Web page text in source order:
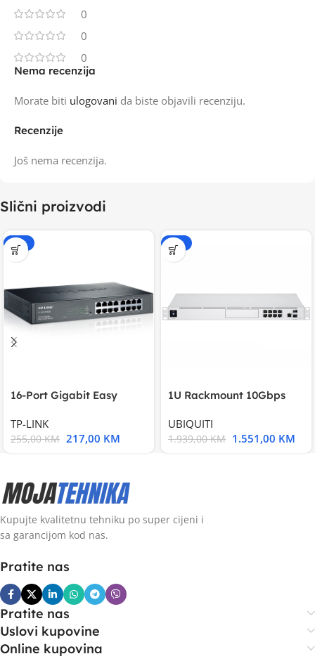
0
0
0
Recenzije
Još nema recenzija.
Nema recenzija
Morate biti ulogovani da biste objavili recenziju.
Slični proizvodi
-15%
16-Port Gigabit Easy
TP-LINK
255,00KM 217,00 KM
-20%
1U Rackmount 10Gbps
UBIQUITI
1.939,00KM 1.551,00 KM
Kupujte kvalitetnu tehniku po super cijeni i
sa garancijom kod nas.
Pratite nas
Pratite nas
Uslovi kupovine
Online kupovina